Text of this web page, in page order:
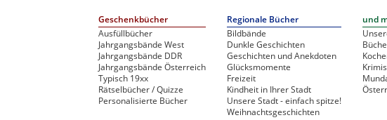
Geschenkbücher
Ausfüllbücher
Jahrgangsbände West
Jahrgangsbände DDR
Jahrgangsbände Österreich
Typisch 19xx
Rätselbücher / Quizze
Personalisierte Bücher
Regionale Bücher
Bildbände
Dunkle Geschichten
Geschichten und Anekdoten
Glücksmomente
Freizeit
Kindheit in Ihrer Stadt
Unsere Stadt - einfach spitze!
Weihnachtsgeschichten
und